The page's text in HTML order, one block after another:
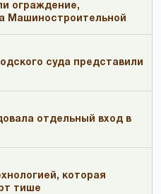
ограждение,
Машиностроительной
суда представили
отдельный вход в
которая
тише